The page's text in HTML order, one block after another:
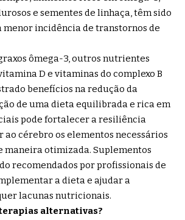
e sementes de linhaça, têm sido
menor incidência de transtornos de
ômega-3, outros nutrientes
D e vitaminas do complexo B
benefícios na redução da
de uma dieta equilibrada e rica em
pode fortalecer a resiliência
ao cérebro os elementos necessários
maneira otimizada. Suplementos
recomendados por profissionais de
a dieta e ajudar a
lacunas nutricionais.
alternativas?